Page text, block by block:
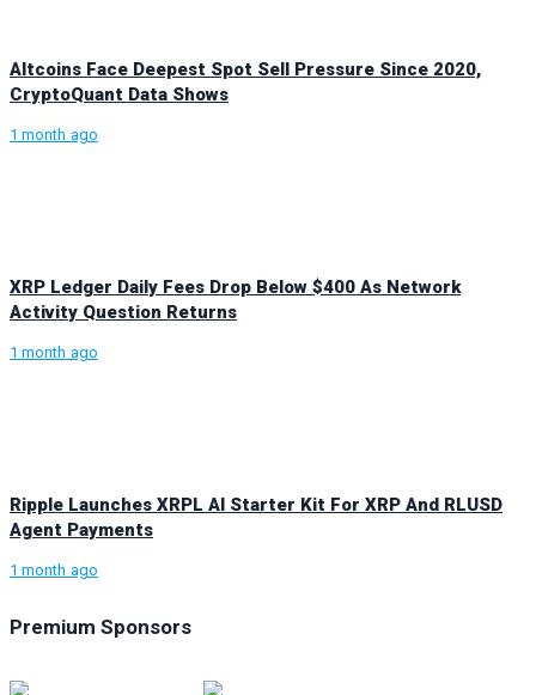
Altcoins Face Deepest Spot Sell Pressure Since 2020,
CryptoQuant Data Shows
1 month ago
XRP Ledger Daily Fees Drop Below $400 As Network
Activity Question Returns
1 month ago
Ripple Launches XRPL AI Starter Kit For XRP And RLUSD
Agent Payments
1 month ago
Premium Sponsors